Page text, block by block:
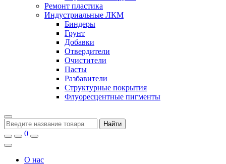
Ремонт пластика
Индустриальные ЛКМ
Биндеры
Грунт
Добавки
Отвердители
Очистители
Пасты
Разбавители
Структурные покрытия
Флуоресцентные пигменты
Найти
0
О нас